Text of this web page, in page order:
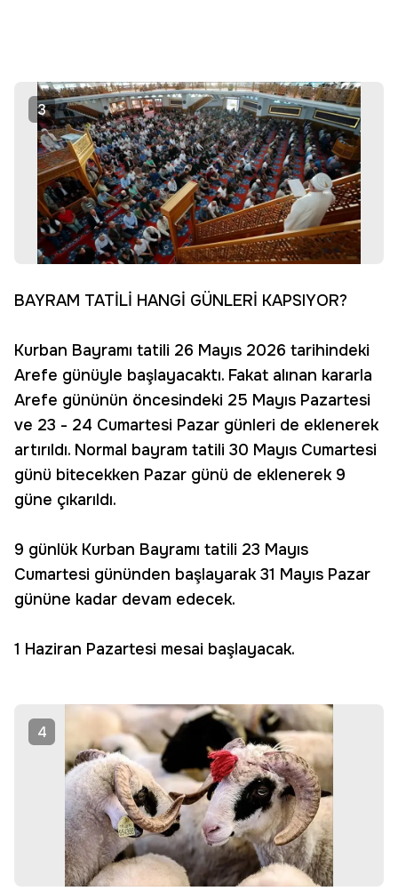
3
BAYRAM TATİLİ HANGİ GÜNLERİ KAPSIYOR?
Kurban Bayramı tatili 26 Mayıs 2026 tarihindeki
Arefe günüyle başlayacaktı. Fakat alınan kararla
Arefe gününün öncesindeki 25 Mayıs Pazartesi
ve 23 - 24 Cumartesi Pazar günleri de eklenerek
artırıldı. Normal bayram tatili 30 Mayıs Cumartesi
günü bitecekken Pazar günü de eklenerek 9
güne çıkarıldı.
9 günlük Kurban Bayramı tatili 23 Mayıs
Cumartesi gününden başlayarak 31 Mayıs Pazar
gününe kadar devam edecek.
1 Haziran Pazartesi mesai başlayacak.
4